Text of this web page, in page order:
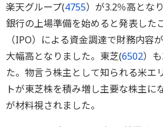
楽天グループ(4755）が3.2％高とな
銀行の上場準備を始めると発表した
（IPO）による資金調達で財務内容
大幅高となりました。東芝(6502）
た。物言う株主として知られる米エ
トが東芝株を積み増し主要な株主に
が材料視されました。